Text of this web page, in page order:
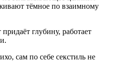
тёмное по взаимному
глубину, работает
сам по себе секстиль не